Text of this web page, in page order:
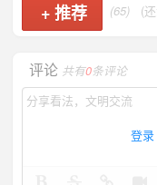
+推荐 (65) (
评论 共有0条评论
登录